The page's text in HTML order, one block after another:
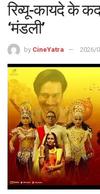
रिव्यू-कायदे के
‘मंडली’
by CineYatra 2026/